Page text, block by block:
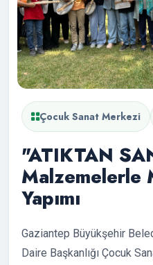
Çocuk Sanat Merkezi
"ATIKTAN
Malzemelerle
Yapımı
Gaziantep Büyükşehir
Daire Başkanlığı Çocuk